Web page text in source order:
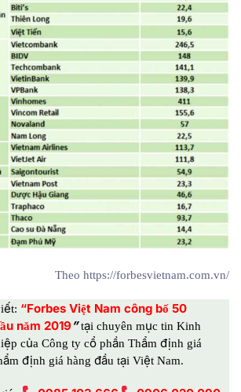
Theo https://forbesvietnam.com.vn/
“Forbes Việt Nam công bố 50
năm 2019 ” tại chuyên mục tin Kinh
của Công ty cổ phần Thẩm định giá
định giá hàng đầu tại Việt Nam.